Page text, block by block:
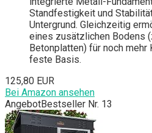
Standfestigkeit und
Untergrund. Gleichzeitig
eines zusätzlichen Bodens
Betonplatten) für noch
feste Basis.
125,80 EUR
Bei Amazon ansehen
AngebotBestseller Nr. 13